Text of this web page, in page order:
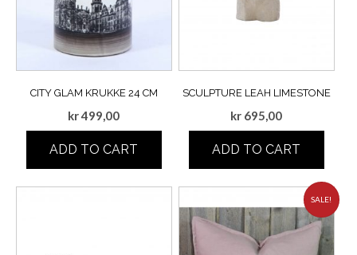
CITY GLAM KRUKKE 24 CM
kr499,00
ADD TO CART
SCULPTURE LEAH LIMESTONE
kr 695,00
ADD TO CART
SALE!